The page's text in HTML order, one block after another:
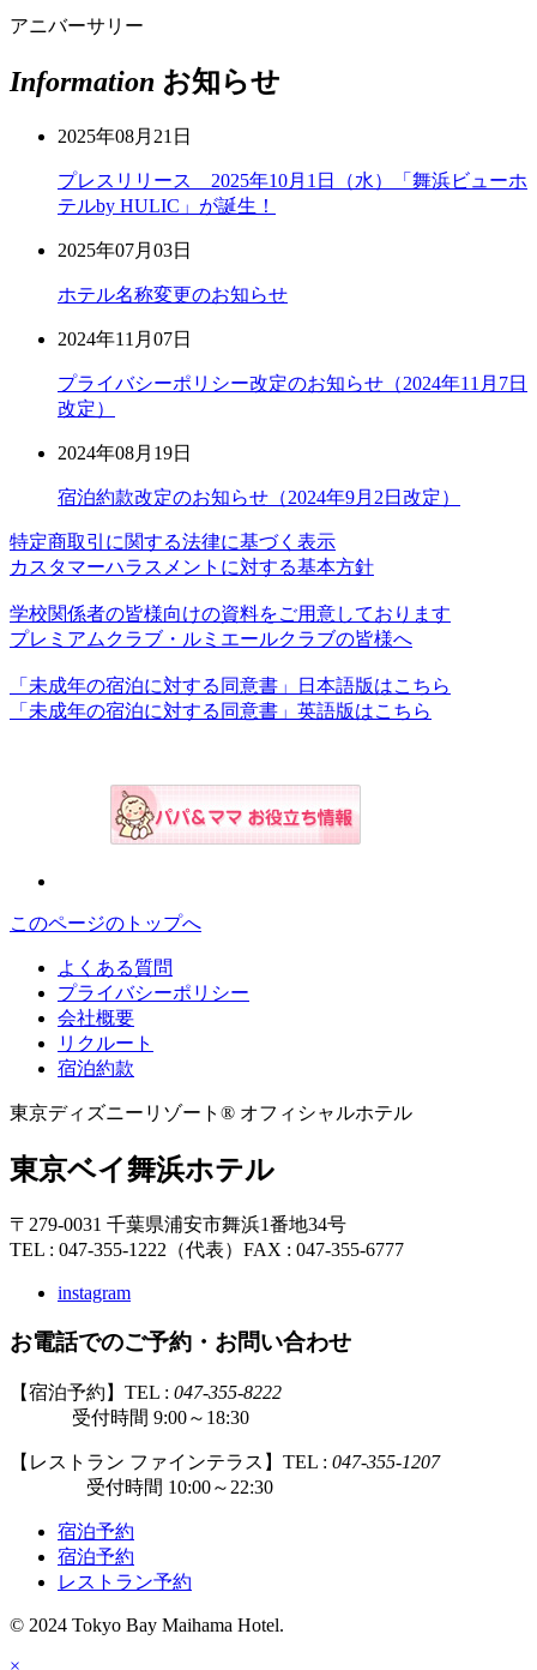
アニバーサリー
Information お知らせ
2025年08月21日
プレスリリース 2025年10月1日（水）「舞浜ビューホ
テルby HULIC」が誕生！
2025年07月03日
ホテル名称変更のお知らせ
2024年11月07日
プライバシーポリシー改定のお知らせ（2024年11月7日
改定）
2024年08月19日
宿泊約款改定のお知らせ（2024年9月2日改定）
特定商取引に関する法律に基づく表示
カスタマーハラスメントに対する基本方針
学校関係者の皆様向けの資料をご用意しております
プレミアムクラブ・ルミエールクラブの皆様へ
「未成年の宿泊に対する同意書」日本語版はこちら
「未成年の宿泊に対する同意書」英語版はこちら
このページのトップへ
よくある質問
プライバシーポリシー
会社概要
リクルート
宿泊約款
東京ディズニーリゾート® オフィシャルホテル
東京ベイ舞浜ホテル
〒279-0031 千葉県浦安市舞浜1番地34号
TEL : 047-355-1222（代表） FAX : 047-355-6777
instagram
お電話でのご予約・お問い合わせ
【宿泊予約】TEL : 047-355-8222
受付時間 9:00～18:30
【レストラン ファインテラス】TEL : 047-355-1207
受付時間 10:00～22:30
宿泊予約
宿泊予約
レストラン予約
© 2024 Tokyo Bay Maihama Hotel.
×